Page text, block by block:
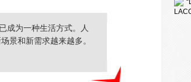
成为一种生活方式。人
景和新需求越来越多。